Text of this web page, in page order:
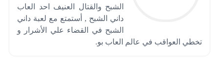
الشبح والقتال العنيف احد العاب
داني الشبح , أستمتع مع لعبة داني
الشبح في القضاء علي الأشرار و
تخطي العواقب في عالم العاب بو.